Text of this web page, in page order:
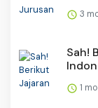
3
Sah!
1